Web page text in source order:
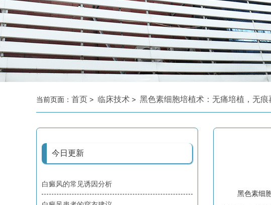
当前页面： 首页 > 临床技术 > 黑色素细胞培植术：无痛培植，无痕
今日更新
白癜风的常见诱因分析
黑色素细